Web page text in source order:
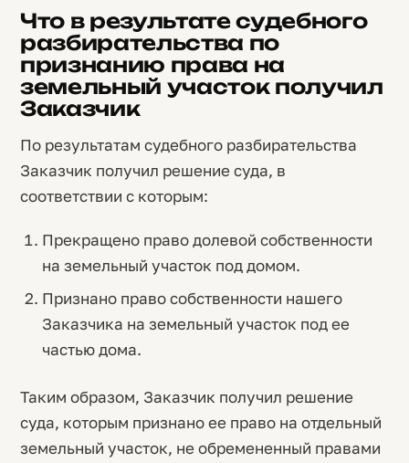
Что в результате судебного
разбирательства по
признанию права на
земельный участок получил
Заказчик
По результатам судебного разбирательства
Заказчик получил решение суда, в
соответствии с которым:
Прекращено право долевой собственности
на земельный участок под домом.
Признано право собственности нашего
Заказчика на земельный участок под ее
частью дома.
Таким образом, Заказчик получил решение
суда, которым признано ее право на отдельный
земельный участок, не обремененный правами